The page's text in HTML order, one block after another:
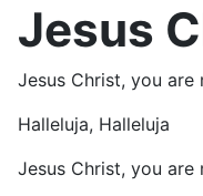
Jesus
Jesus Christ, you are
Halleluja, Halleluja
Jesus Christ, you are